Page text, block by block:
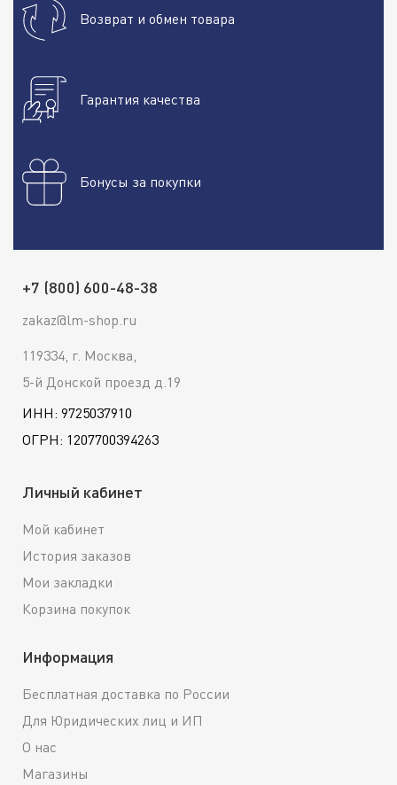
Возврат и обмен товара
Гарантия качества
Бонусы за покупки
+7 (800) 600-48-38
zakaz@lm-shop.ru
119334, г. Москва,
5-й Донской проезд д.19
ИНН: 9725037910
ОГРН: 1207700394263
Личный кабинет
Мой кабинет
История заказов
Мои закладки
Корзина покупок
Информация
Бесплатная доставка по России
Для Юридических лиц и ИП
О нас
Магазины